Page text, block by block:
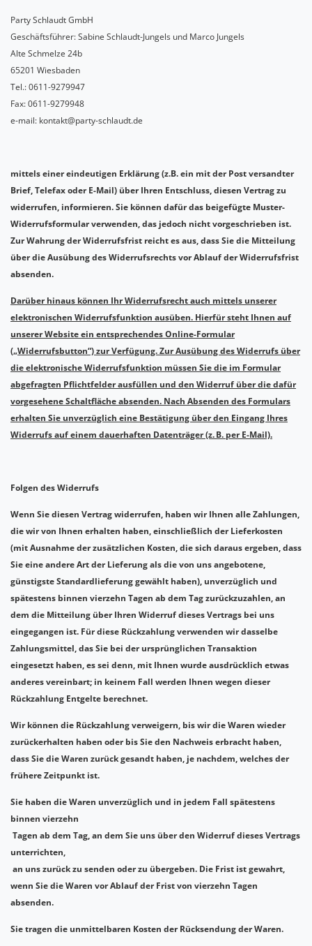
Party Schlaudt GmbH
Geschäftsführer: Sabine Schlaudt-Jungels und Marco Jungels
Alte Schmelze 24b
65201 Wiesbaden
Tel.: 0611-9279947
Fax: 0611-9279948
e-mail: kontakt@party-schlaudt.de
mittels einer eindeutigen Erklärung (z.B. ein mit der Post versandter
Brief, Telefax oder E-Mail) über Ihren Entschluss, diesen Vertrag zu
widerrufen, informieren. Sie können dafür das beigefügte Muster-
Widerrufsformular verwenden, das jedoch nicht vorgeschrieben ist.
Zur Wahrung der Widerrufsfrist reicht es aus, dass Sie die Mitteilung
über die Ausübung des Widerrufsrechts vor Ablauf der Widerrufsfrist
absenden.
Darüber hinaus können Ihr Widerrufsrecht auch mittels unserer
elektronischen Widerrufsfunktion ausüben. Hierfür steht Ihnen auf
unserer Website ein entsprechendes Online-Formular
(„Widerrufsbutton“) zur Verfügung.Zur Ausübung des Widerrufs über
die elektronische Widerrufsfunktion müssen Sie die im Formular
abgefragten Pflichtfelder ausfüllen und den Widerruf über die dafür
vorgesehene Schaltfläche absenden. Nach Absenden des Formulars
erhalten Sie unverzüglich eine Bestätigung über den Eingang Ihres
Widerrufs auf einem dauerhaften Datenträger (z. B. per E-Mail).
Folgen des Widerrufs
Wenn Sie diesen Vertrag widerrufen, haben wir Ihnen alle Zahlungen,
die wir von Ihnen erhalten haben, einschließlich der Lieferkosten
(mit Ausnahme der zusätzlichen Kosten, die sich daraus ergeben, dass
Sie eine andere Art der Lieferung als die von uns angebotene,
günstigste Standardlieferung gewählt haben), unverzüglich und
spätestens binnen vierzehn Tagen ab dem Tag zurückzuzahlen, an
dem die Mitteilung über Ihren Widerruf dieses Vertrags bei uns
eingegangen ist. Für diese Rückzahlung verwenden wir dasselbe
Zahlungsmittel, das Sie bei der ursprünglichen Transaktion
eingesetzt haben, es sei denn, mit Ihnen wurde ausdrücklich etwas
anderes vereinbart; in keinem Fall werden Ihnen wegen dieser
Rückzahlung Entgelte berechnet.
Wir können die Rückzahlung verweigern, bis wir die Waren wieder
zurückerhalten haben oder bis Sie den Nachweis erbracht haben,
dass Sie die Waren zurück gesandt haben, je nachdem, welches der
frühere Zeitpunkt ist.
Sie haben die Waren unverzüglich und in jedem Fall spätestens
binnen vierzehn
Tagen ab dem Tag, an dem Sie uns über den Widerruf dieses Vertrags
unterrichten,
an uns zurück zu senden oder zu übergeben. Die Frist ist gewahrt,
wenn Sie die Waren vor Ablauf der Frist von vierzehn Tagen
absenden.
Sie tragen die unmittelbaren Kosten der Rücksendung der Waren.